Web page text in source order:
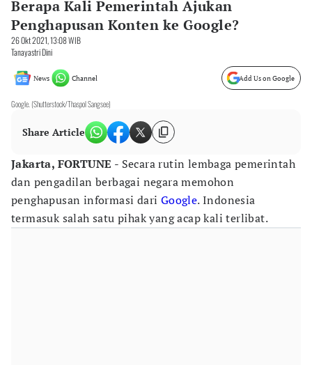
Berapa Kali Pemerintah Ajukan
Penghapusan Konten ke Google?
26 Okt 2021, 13:08 WIB
Tanayastri Dini
News Channel Add Us on Google
Google. (Shutterstock/Thaspol Sangsee)
Share Article
Jakarta, FORTUNE - Secara rutin lembaga pemerintah
dan pengadilan berbagai negara memohon
penghapusan informasi dari Google. Indonesia
termasuk salah satu pihak yang acap kali terlibat.